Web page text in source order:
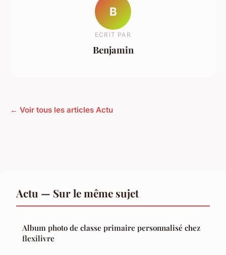
B
ECRIT PAR
Benjamin
← Voir tous les articles Actu
Actu — Sur le même sujet
Album photo de classe primaire personnalisé chez
flexilivre